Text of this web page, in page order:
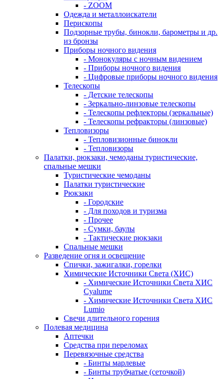
- ZOOM
Одежда и металлоискатели
Перископы
Подзорные трубы, бинокли, барометры и др.
из бронзы
Приборы ночного видения
- Монокуляры с ночным видением
- Приборы ночного видения
- Цифровые приборы ночного видения
Телескопы
- Детские телескопы
- Зеркально-линзовые телескопы
- Телескопы рефлекторы (зеркальные)
- Телескопы рефракторы (линзовые)
Тепловизоры
- Тепловизионные бинокли
- Тепловизоры
Палатки, рюкзаки, чемоданы туристические,
спальные мешки
Туристические чемоданы
Палатки туристические
Рюкзаки
- Городские
- Для походов и туризма
- Прочее
- Сумки, баулы
- Тактические рюкзаки
Спальные мешки
Разведение огня и освещение
Спички, зажигалки, горелки
Химические Источники Света (ХИС)
- Химические Источники Света ХИС
Cyalume
- Химические Источники Света ХИС
Lumio
Свечи длительного горения
Полевая медицина
Аптечки
Средства при переломах
Перевязочные средства
- Бинты марлевые
- Бинты трубчатые (сеточкой)